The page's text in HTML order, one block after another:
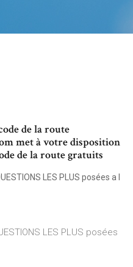
de la route
met à votre disposition
de la route gratuits
LES PLUS posées a l
LES PLUS posées